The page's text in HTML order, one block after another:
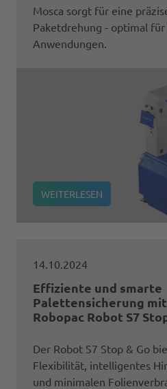
Mosca sorgt für eine
Paketdrehung - optimal
Anwendungen.
WEITERLESEN
14.10.2024
Effiziente und smarte
Palettensicherung
Robopac Robot S7
Der Robot S7 Stop & Go
Flexibilität, intelligentes
und minimalen